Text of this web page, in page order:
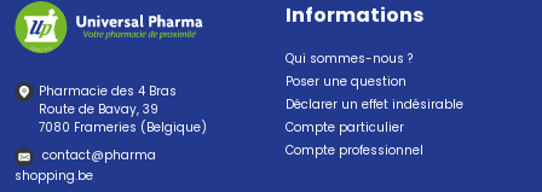
Pharmacie des 4 Bras
Route de Bavay, 39
7080 Frameries (Belgique)
contact@pharma
shopping.be
Informations
Qui sommes-nous ?
Poser une question
Déclarer un effet indésirable
Compte particulier
Compte professionnel